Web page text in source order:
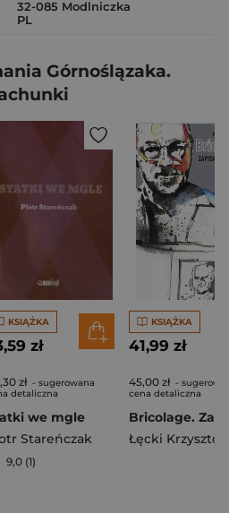
32-085 Modlniczka
PL
Górnoślązaka.
KSIĄŻKA
zł
zł - sugerowana
detaliczna
we mgle
Stareńczak
9,0 (1)
KSIĄŻKA
41,99 zł
45,00 zł -
cena detaliczna
Łęcki Krzysztof